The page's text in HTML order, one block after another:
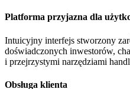
Platforma przyjazna dla
Intuicyjny interfejs stworzony
doświadczonych inwestorów,
i przejrzystymi narzędziami
Obsługa klienta